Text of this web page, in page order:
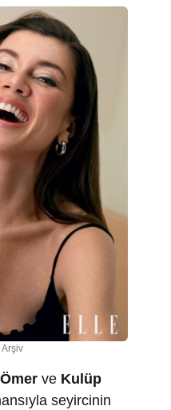
Arşiv
Ömer ve Kulüp
seyircinin